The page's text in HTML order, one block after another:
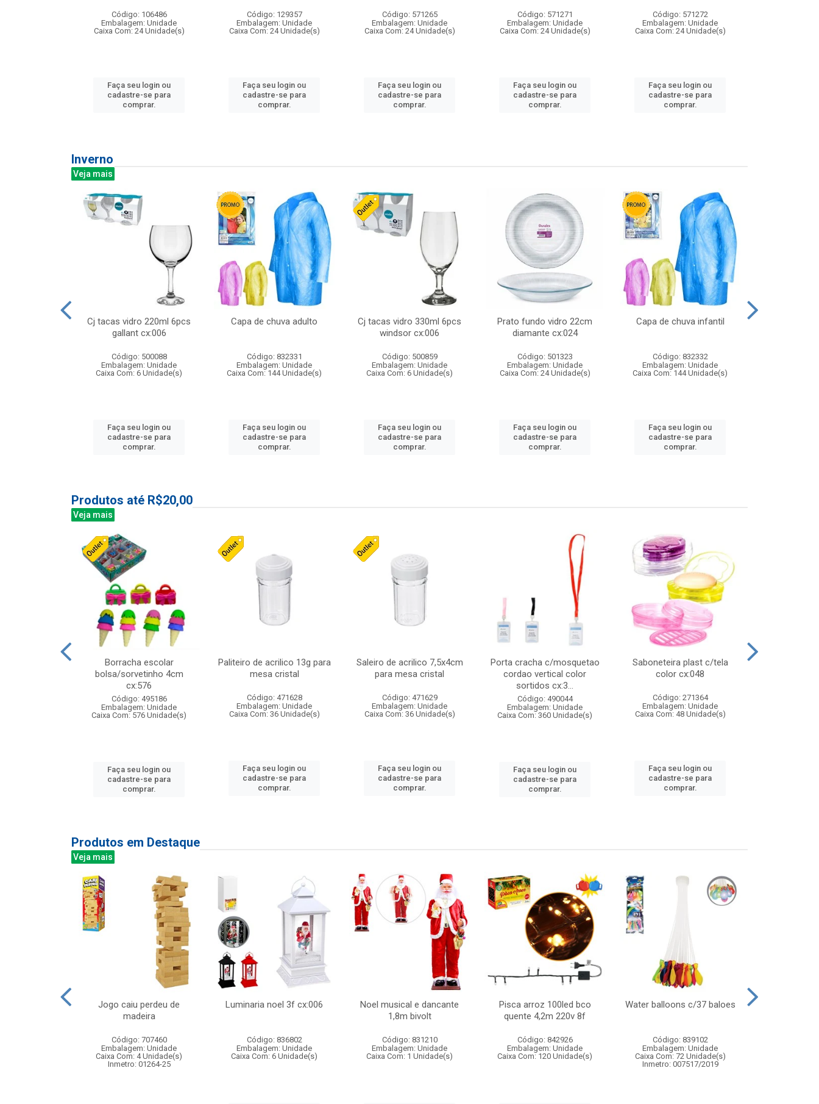
Código: 106486
Embalagem: Unidade
Caixa Com: 24 Unidade(s)
Faça seu login ou
cadastre-se para
comprar.
Código: 129357
Embalagem: Unidade
Caixa Com: 24 Unidade(s)
Faça seu login ou
cadastre-se para
comprar.
Código: 571265
Embalagem: Unidade
Caixa Com: 24 Unidade(s)
Faça seu login ou
cadastre-se para
comprar.
Código: 571271
Embalagem: Unidade
Caixa Com: 24 Unidade(s)
Faça seu login ou
cadastre-se para
comprar.
Código: 571272
Embalagem: Unidade
Caixa Com: 24 Unidade(s)
Faça seu login ou
cadastre-se para
comprar.
Inverno
Veja mais
Cj tacas vidro 220ml 6pcs
gallant cx:006
Código: 500088
Embalagem: Unidade
Caixa Com: 6 Unidade(s)
Faça seu login ou
cadastre-se para
comprar.
Capa de chuva adulto
Código: 832331
Embalagem: Unidade
Caixa Com: 144 Unidade(s)
Faça seu login ou
cadastre-se para
comprar.
Cj tacas vidro 330ml 6pcs
windsor cx:006
Código: 500859
Embalagem: Unidade
Caixa Com: 6 Unidade(s)
Faça seu login ou
cadastre-se para
comprar.
Prato fundo vidro 22cm
diamante cx:024
Código: 501323
Embalagem: Unidade
Caixa Com: 24 Unidade(s)
Faça seu login ou
cadastre-se para
comprar.
Capa de chuva infantil
Código: 832332
Embalagem: Unidade
Caixa Com: 144 Unidade(s)
Faça seu login ou
cadastre-se para
comprar.
Produtos até R$20,00
Veja mais
Borracha escolar
bolsa/sorvetinho 4cm
cx:576
Código: 495186
Embalagem: Unidade
Caixa Com: 576 Unidade(s)
Faça seu login ou
cadastre-se para
comprar.
Paliteiro de acrilico 13g para
mesa cristal
Código: 471628
Embalagem: Unidade
Caixa Com: 36 Unidade(s)
Faça seu login ou
cadastre-se para
comprar.
Saleiro de acrilico 7,5x4cm
para mesa cristal
Código: 471629
Embalagem: Unidade
Caixa Com: 36 Unidade(s)
Faça seu login ou
cadastre-se para
comprar.
Porta cracha c/mosquetao
cordao vertical color
sortidos cx:3...
Código: 490044
Embalagem: Unidade
Caixa Com: 360 Unidade(s)
Faça seu login ou
cadastre-se para
comprar.
Saboneteira plast c/tela
color cx:048
Código: 271364
Embalagem: Unidade
Caixa Com: 48 Unidade(s)
Faça seu login ou
cadastre-se para
comprar.
Produtos em Destaque
Veja mais
Jogo caiu perdeu de
madeira
Código: 707460
Embalagem: Unidade
Caixa Com: 4 Unidade(s)
Inmetro: 01264-25
Luminaria noel 3f cx:006
Código: 836802
Embalagem: Unidade
Caixa Com: 6 Unidade(s)
Noel musical e dancante
1,8m bivolt
Código: 831210
Embalagem: Unidade
Caixa Com: 1 Unidade(s)
Pisca arroz 100led bco
quente 4,2m 220v 8f
Código: 842926
Embalagem: Unidade
Caixa Com: 120 Unidade(s)
Water balloons c/37 baloes
Código: 839102
Embalagem: Unidade
Caixa Com: 72 Unidade(s)
Inmetro: 007517/2019